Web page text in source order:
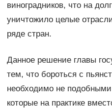
виноградников, что на
уничтожило целые
ряде стран.
Данное решение главы
тем, что бороться с
необходимо не
которые на практике